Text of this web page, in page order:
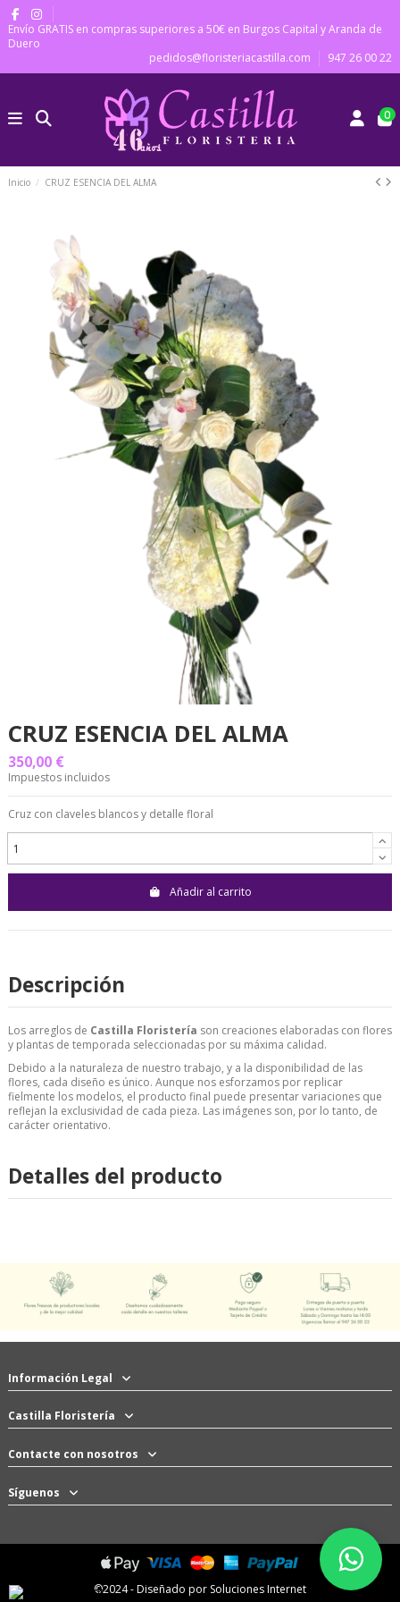
Envío GRATIS en compras superiores a 50€ en Burgos Capital y Aranda de
Duero
pedidos@floristeriacastilla.com
947 26 00 22
0
Inicio CRUZ ESENCIA DEL ALMA
CRUZ ESENCIA DEL ALMA
350,00 €
Impuestos incluidos
Cruz con claveles blancos y detalle floral
Añadir al carrito
Descripción
Los arreglos de Castilla Floristería son creaciones elaboradas con flores
y plantas de temporada seleccionadas por su máxima calidad.
Debido a la naturaleza de nuestro trabajo, y a la disponibilidad de las
flores, cada diseño es único. Aunque nos esforzamos por replicar
fielmente los modelos, el producto final puede presentar variaciones que
reflejan la exclusividad de cada pieza. Las imágenes son, por lo tanto, de
carácter orientativo.
Detalles del producto
Información Legal
Castilla Floristería
Contacte con nosotros
Síguenos
©2024 - Diseñado por Soluciones Internet